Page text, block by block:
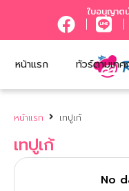
ใบอนุญาต
หน้าแรก ทัวร์ตามเทศ
หน้าแรก เทปูเก้
เทปูเก้
No